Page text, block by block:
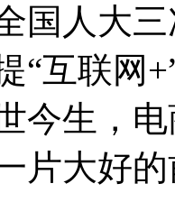
国人大
“互联网
今生，
片大好